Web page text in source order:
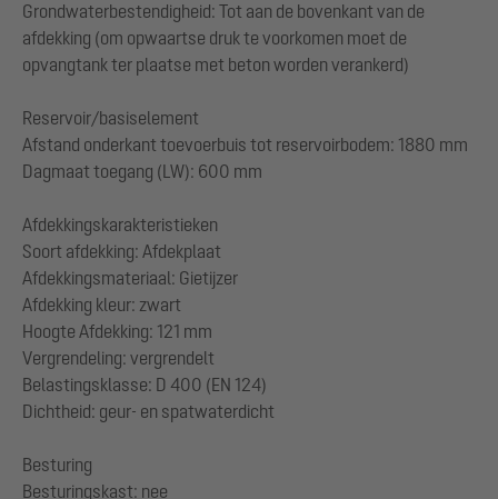
Grondwaterbestendigheid: Tot aan de bovenkant van de
afdekking (om opwaartse druk te voorkomen moet de
opvangtank ter plaatse met beton worden verankerd)
Reservoir/basiselement
Afstand onderkant toevoerbuis tot reservoirbodem: 1880 mm
Dagmaat toegang (LW): 600 mm
Afdekkingskarakteristieken
Soort afdekking: Afdekplaat
Afdekkingsmateriaal: Gietijzer
Afdekking kleur: zwart
Hoogte Afdekking: 121 mm
Vergrendeling: vergrendelt
Belastingsklasse: D 400 (EN 124)
Dichtheid: geur- en spatwaterdicht
Besturing